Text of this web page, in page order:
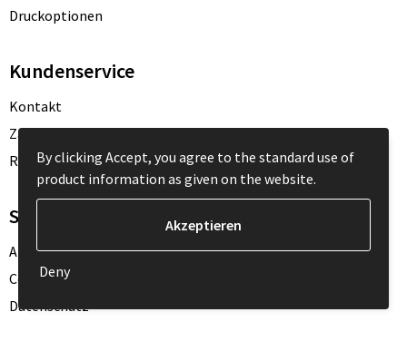
Druckoptionen
Kundenservice
Kontakt
Zahlungsarten
Rücksendung
Sicher einkaufen
Allgemeine Geschäftsbedingungen
Cookie-Policy
Datenschutz
By clicking Accept, you agree to the standard use of
product information as given on the website.
Deny